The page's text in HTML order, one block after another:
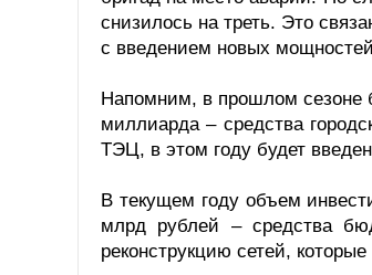
снизилось на треть. Это
с введением новых
Напомним, в прошлом сезоне
миллиарда – средства
ТЭЦ, в этом году будет
В текущем году объем
млрд рублей – средства
реконструкцию сетей,